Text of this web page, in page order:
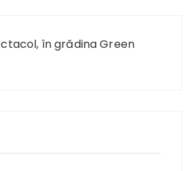
în grădina Green